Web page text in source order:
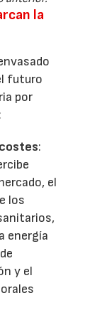
la
futuro
por
:
el
los
energía
y el